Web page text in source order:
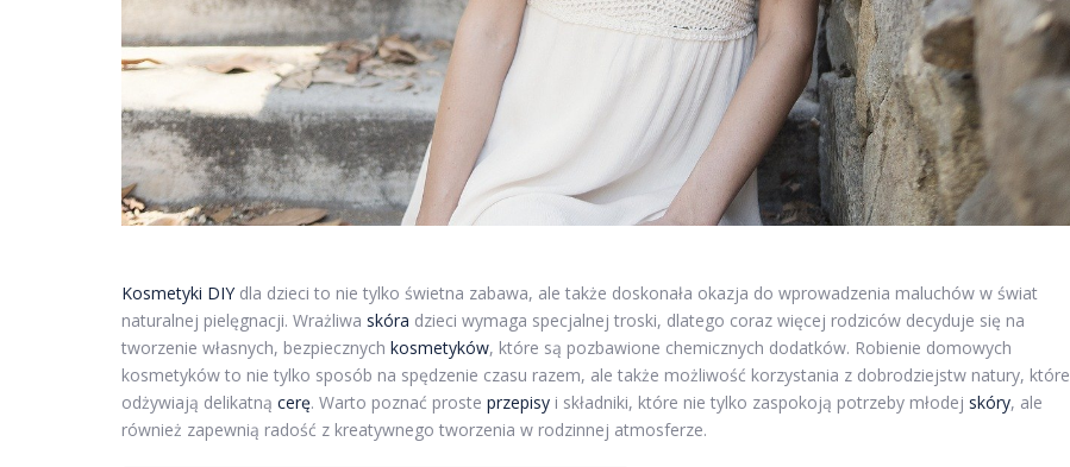
Kosmetyki DIYdla dzieci to nie tylko świetna zabawa, ale także doskonała okazja do wprowadzenia maluchów w świat
naturalnej pielęgnacji. Wrażliwa skóra dzieci wymaga specjalnej troski, dlatego coraz więcej rodziców decyduje się na
tworzenie własnych, bezpiecznych kosmetyków, które są pozbawione chemicznych dodatków. Robienie domowych
kosmetyków to nie tylko sposób na spędzenie czasu razem, ale także możliwość korzystania z dobrodziejstw natury, które
odżywiają delikatną cerę. Warto poznać proste przepisy i składniki, które nie tylko zaspokoją potrzeby młodej skóry, ale
również zapewnią radość z kreatywnego tworzenia w rodzinnej atmosferze.